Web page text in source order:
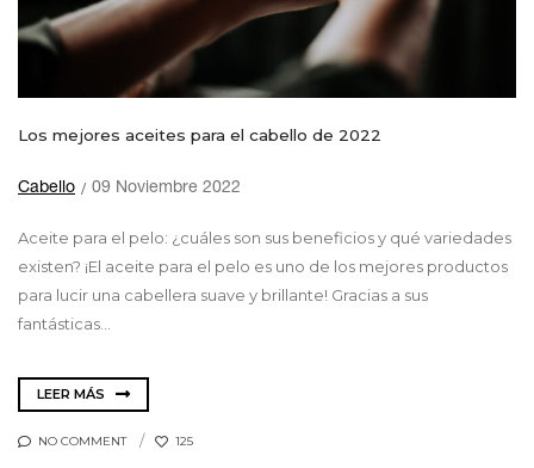
Los mejores aceites para el cabello de 2022
Cabello 09 Noviembre 2022
Aceite para el pelo: ¿cuáles son sus beneficios y qué variedades
existen? ¡El aceite para el pelo es uno de los mejores productos
para lucir una cabellera suave y brillante! Gracias a sus
fantásticas...
LEER MÁS
NO COMMENT 125